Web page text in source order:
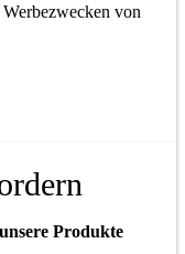
von
Produkte